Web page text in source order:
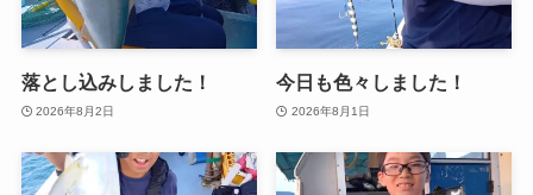
落とし込みしました！
2026年8月2日
今日も色々しました！
2026年8月1日